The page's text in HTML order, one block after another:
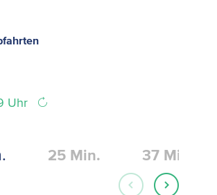
Uhr
25 Min. 37 Min.